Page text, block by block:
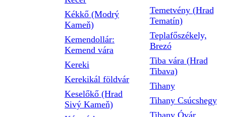
Kékkő (Modrý
Kameň)
Kemendollár:
Kemend vára
Kereki
Kerekikál földvár
Keselőkő (Hrad
Sivý Kameň)
Temetvény (Hrad
Tematín)
Teplafőszékely,
Brezó
Tiba vára (Hrad
Tibava)
Tihany
Tihany Csúcshegy